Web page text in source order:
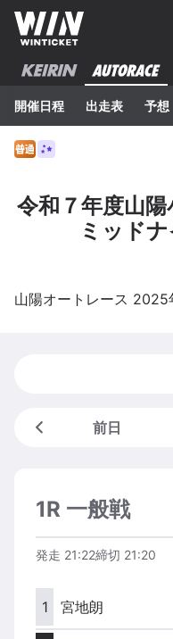
開催日程 出走表 予想
令和７年度山
ミッド
山陽オートレース 2025
前日
1R 一般戦
発走 21:22締切 21:20
1 宮地朗